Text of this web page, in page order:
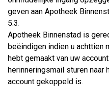
geven aan Apotheek
5.3.
Apotheek Binnenstad is
beëindigen indien u achttien
hebt gemaakt van uw
herinneringsmail sturen naar
account gekoppeld is.